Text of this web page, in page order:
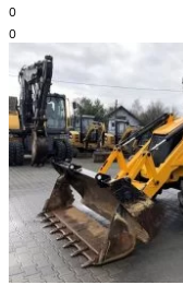
0
0